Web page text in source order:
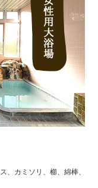
、カミソリ、櫛、綿棒、ド